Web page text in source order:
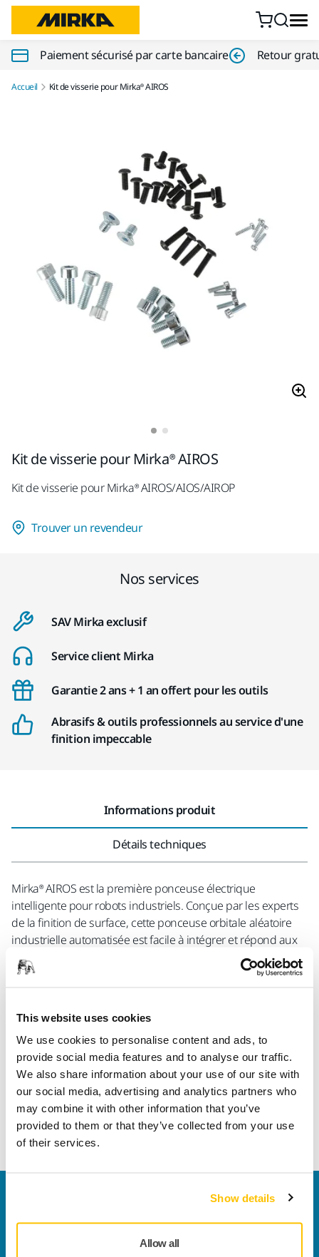
This website uses cookies
We use cookies to personalise content and ads, to
provide social media features and to analyse our traffic.
We also share information about your use of our site with
our social media, advertising and analytics partners who
may combine it with other information that you’ve
provided to them or that they’ve collected from your use
of their services.
Show details
Allow all
Paiement sécurisé par carte bancaire Retour
Accueil Kit de visserie pour Mirka® AIROS
Kit de visserie pour Mirka® AIROS
Kit de visserie pour Mirka® AIROS/AIOS/AIROP
Trouver un revendeur
Nos services
SAV Mirka exclusif
Service client Mirka
Garantie 2 ans + 1 an offert pour les outils
Abrasifs & outils professionnels au service d'une
finition impeccable
Informations produit
Détails techniques
Mirka® AIROS est la première ponceuse électrique
intelligente pour robots industriels. Conçue par les experts
de la finition de surface, cette ponceuse orbitale aléatoire
industrielle automatisée est facile à intégrer et répond aux
exigences des différentes industries manufacturières. En
plus de la tête de ponçage, nous proposons des solutions
du processus. Grâce à la solution de ponçage automatisée
de pointe de Mirka, les concepteurs, les ingénieurs et les
chefs de produits peuvent être sûrs que leur vision est
réalisée et que le résultat final reflète leurs standards
élevés. Ponceuse facile à intégrer - Ponçage de qualité
constante - Un contrôle total sur toutes les surfaces -
Ponceuse construite pour durer.